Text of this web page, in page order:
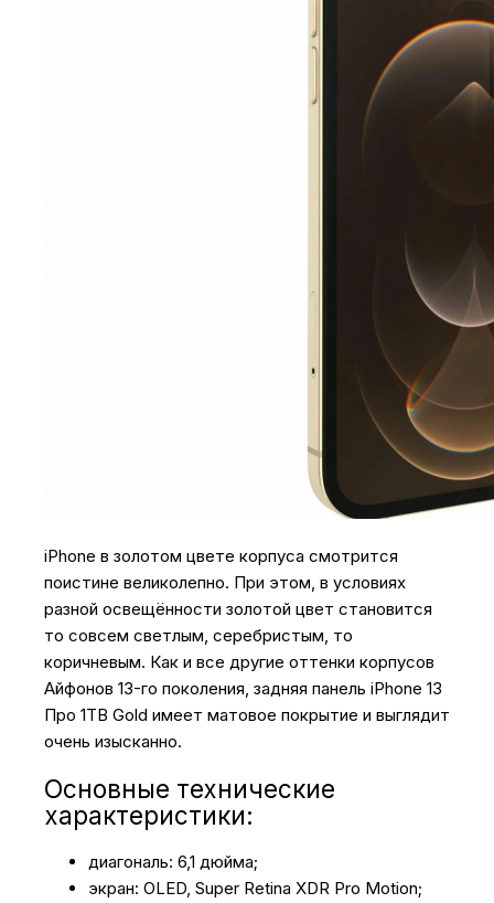
iPhone в золотом цвете корпуса смотрится
поистине великолепно. При этом, в условиях
разной освещённости золотой цвет становится
то совсем светлым, серебристым, то
коричневым. Как и все другие оттенки корпусов
Айфонов 13-го поколения, задняя панель iPhone 13
Про 1TB Gold имеет матовое покрытие и выглядит
очень изысканно.
Основные технические
характеристики:
диагональ: 6,1 дюйма;
экран: OLED, Super Retina XDR Pro Motion;